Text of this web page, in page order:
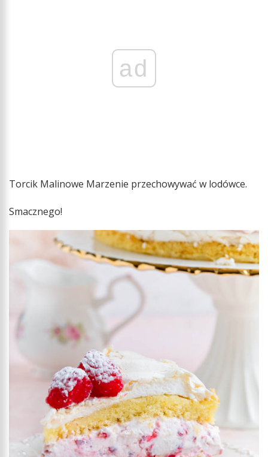
ad
Torcik Malinowe Marzenie przechowywać w lodówce.
Smacznego!